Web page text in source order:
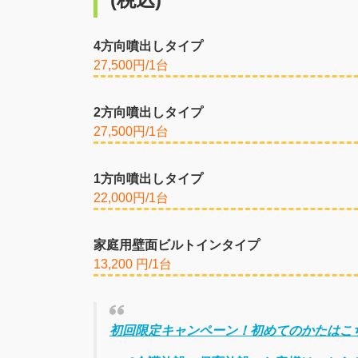
4方向噴出しタイプ
27,500円/1台
2方向噴出しタイプ
27,500円/1台
1方向噴出しタイプ
22,000円/1台
家庭用壁面ビルトインタイプ
13,200 円/1台
初回限定キャンペーン！初めてのかたはこ